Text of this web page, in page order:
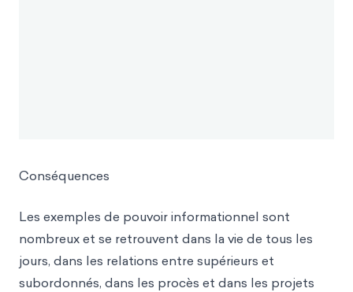
Conséquences
Les exemples de pouvoir informationnel sont
nombreux et se retrouvent dans la vie de tous les
jours, dans les relations entre supérieurs et
subordonnés, dans les procès et dans les projets